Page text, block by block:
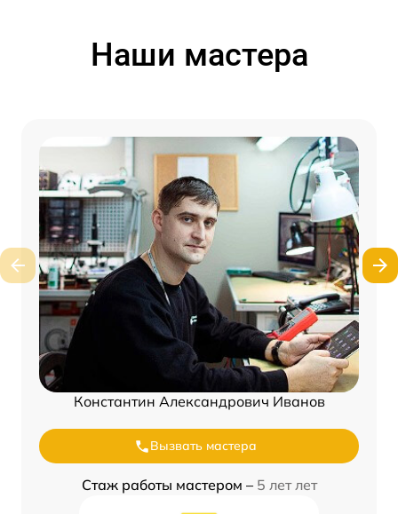
Наши мастера
Константин Александрович Иванов
Вызвать мастера
Стаж работы мастером – 5 лет лет